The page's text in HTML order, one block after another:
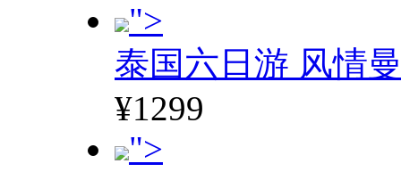
">
泰国六日游 风情
¥1299
">